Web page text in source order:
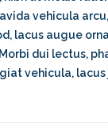
vehicula
lacus augue
dui lectus,
vehicula,